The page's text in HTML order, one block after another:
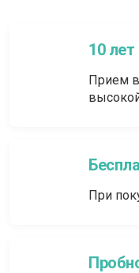
10 лет
Прием
При